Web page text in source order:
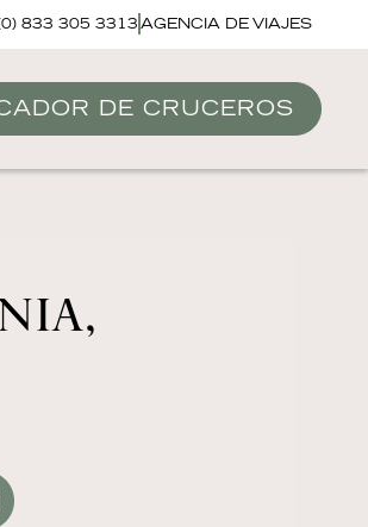
833 305 3313AGENCIA DE VIAJES
DE CRUCEROS